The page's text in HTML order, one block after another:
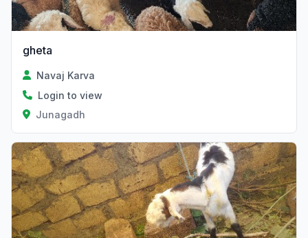
gheta
Navaj Karva
Login to view
Junagadh